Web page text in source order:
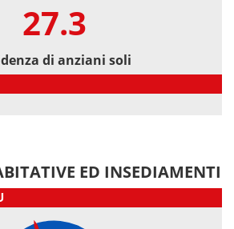
27.3
di anziani soli
ED INSEDIAMENTI